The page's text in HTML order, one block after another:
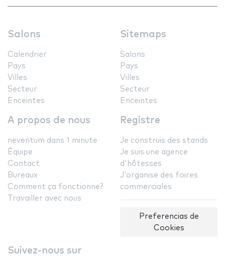
Salons
Calendrier
Pays
Villes
Secteur
Enceintes
Sitemaps
Salons
Pays
Villes
Secteur
Enceintes
A propos de nous
neventum dans 1 minute
Équipe
Contact
Bureaux
Comment ça fonctionne?
Travailler avec nous
Registre
Je construis des stands
Je suis une agence
d'hôtesses
J'organise des foires
commerciales
Preferencias de
Cookies
Suivez-nous sur